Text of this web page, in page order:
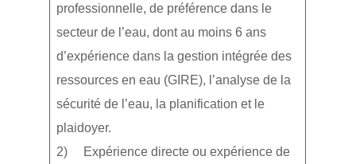
professionnelle, de préférence dans le
secteur de l’eau, dont au moins 6 ans
d’expérience dans la gestion intégrée des
ressources en eau (GIRE), l’analyse de la
sécurité de l’eau, la planification et le
plaidoyer.
2) Expérience directe ou expérience de